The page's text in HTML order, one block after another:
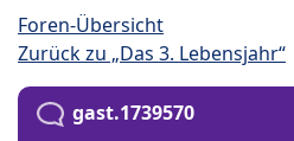
Foren-Übersicht
Zurück zu „Das 3. Lebensjahr“
gast.1739570